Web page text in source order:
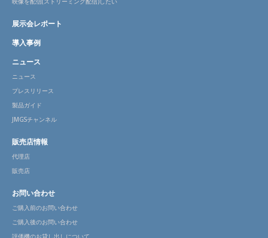
展示会レポート
導入事例
ニュース
ニュース
プレスリリース
製品ガイド
JMGSチャンネル
販売店情報
代理店
販売店
お問い合わせ
ご購入前のお問い合わせ
ご購入後のお問い合わせ
評価機のお貸し出しについて